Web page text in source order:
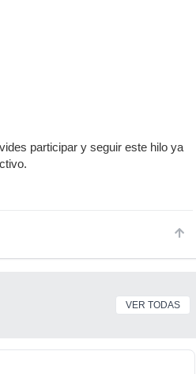
participar y seguir este hilo ya
VER TODAS